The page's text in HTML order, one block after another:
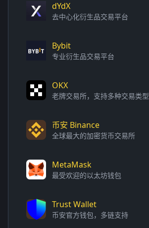
dYdX
去中心化衍生品交易平台
Bybit
专业衍生品交易平台
OKX
老牌交易所，支持多种交易类型
币安 Binance
全球最大的加密货币交易所
MetaMask
最受欢迎的以太坊钱包
Trust Wallet
币安官方钱包，多链支持